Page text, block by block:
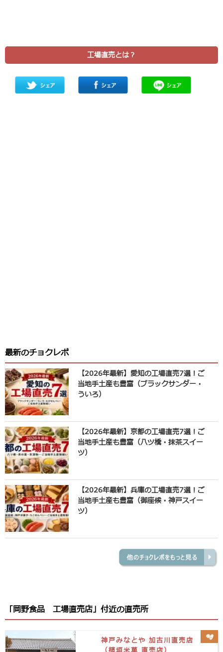
工場直売とは？
最新のチョクレポ
【2026年最新】愛知の工場直売7選！ご
当地手土産も豊富（ブラックサンダー・
ういろ）
【2026年最新】京都の工場直売7選！ご
当地手土産も豊富（八ツ橋・抹茶スイー
ツ）
【2026年最新】兵庫の工場直売7選！ご
当地手土産も豊富（御座候・神戸スイー
ツ）
「岡野食品 工場直売店」付近の直売所
神戸みなとや 加古川直売店